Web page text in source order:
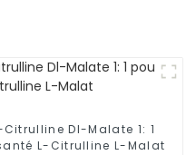
Dl-Malate 1: 1
L-Citrulline L-Malat